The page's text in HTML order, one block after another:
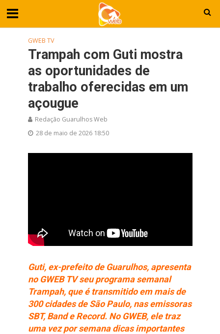
GWEB TV
Trampah com Guti mostra
as oportunidades de
trabalho oferecidas em um
açougue
Redação Guarulhos Web
28 de maio de 2026 18:50
Guti, ex-prefeito de Guarulhos, apresenta
no GWEB TV seu programa semanal
Trampah, que é transmitido em mais de
300 cidades de São Paulo, nas emissoras
SBT, Band e Record. No GWEB, ele traz
uma vez por semana dicas importantes